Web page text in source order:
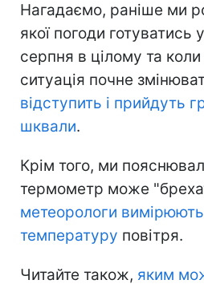
Нагадаємо, раніше ми
якої погоди готуватись
серпня в цілому та
ситуація почне
відступить і прийдуть
шквали.
Крім того, ми
термометр може
метеорологи
температуру повітря.
Читайте також, яким